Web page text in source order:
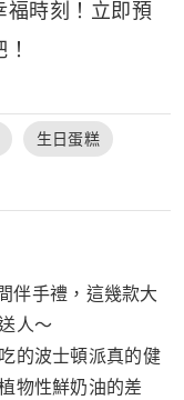
福時刻！立即預
生日蛋糕
伴手禮，這幾款大
人～
的波士頓派真的健
物性鮮奶油的差